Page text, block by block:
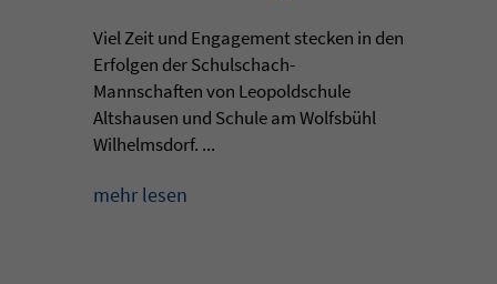
Viel Zeit und Engagement stecken in den
Erfolgen der Schulschach-
Mannschaften von Leopoldschule
Altshausen und Schule am Wolfsbühl
Wilhelmsdorf. ...
mehr lesen